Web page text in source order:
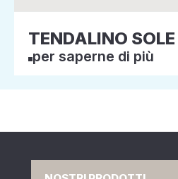
TENDALINO
per saperne di più